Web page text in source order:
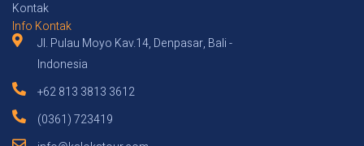
Kontak
Info Kontak
Jl. Pulau Moyo Kav.14, Denpasar, Bali -
Indonesia
+62 813 3813 3612
(0361) 723419